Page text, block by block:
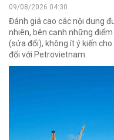
09/08/2026 04:30
Đánh giá cao các nội dung
nhiên, bên cạnh những
(sửa đổi), không ít ý kiến
đối với Petrovietnam.